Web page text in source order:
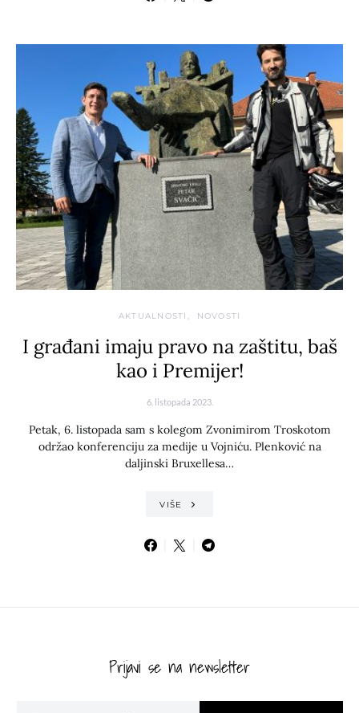
AKTUALNOSTI NOVOSTI
I građani imaju pravo na zaštitu, baš
kao i Premijer!
6. listopada 2023.
Petak, 6. listopada sam s kolegom Zvonimirom Troskotom
održao konferenciju za medije u Vojniću. Plenković na
daljinski Bruxellesa…
VIŠE
Prijavi se na newsletter